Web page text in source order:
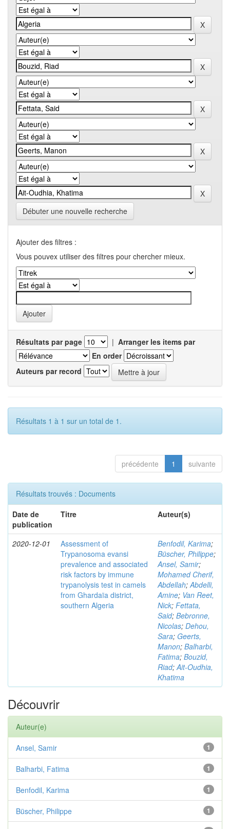
Débuter une nouvelle recherche
Ajouter des filtres :
Vous pouvex utiliser des filtres pour chercher mieux.
Résultats par page | Arranger les items par
En order
Auteurs par record
Résultats 1 à 1 sur un total de 1.
précédente 1 suivante
Résultats trouvés : Documents
Date de
publication
Titre Auteur(s)
2020-12-01
Assessment of
Trypanosoma evansi
prevalence and associated
risk factors by immune
trypanolysis test in camels
from Ghardaïa district,
southern Algeria
Benfodil, Karima;
Büscher, Philippe;
Ansel, Samir;
Mohamed Cherif,
Abdellah;Abdelli,
Amine; Van Reet,
Nick; Fettata,
Said; Bebronne,
Nicolas; Dehou,
Sara; Geerts,
Manon; Balharbi,
Fatima; Bouzid,
Riad;Ait-Oudhia,
Khatima
Découvrir
Auteur(e)
1
Ansel, Samir
1
Balharbi, Fatima
1
Benfodil, Karima
1
Büscher, Philippe